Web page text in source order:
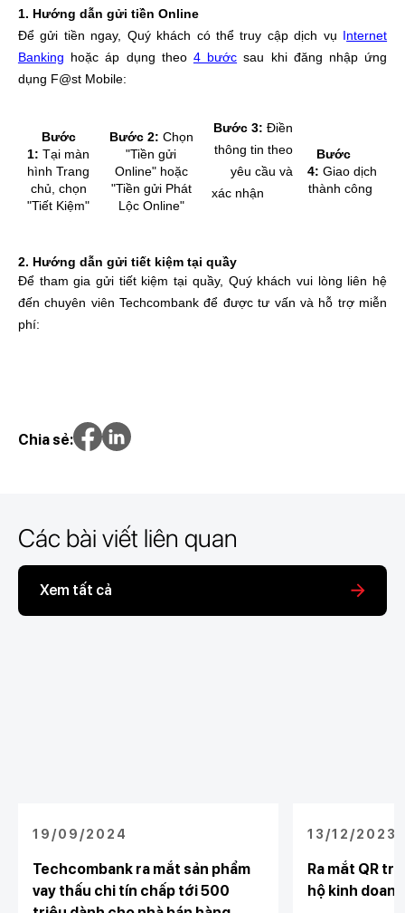
1. Hướng dẫn gửi tiền Online
Để gửi tiền ngay, Quý khách có thể truy cập dịch vụ Internet
Banking hoặc áp dụng theo 4 bước sau khi đăng nhập ứng
dụng F@st Mobile:
Bước
1:Tại màn
hình Trang
chủ, chọn
"Tiết Kiệm"
Bước 2: Chọn
"Tiền gửi
Online" hoặc
"Tiền gửi Phát
Lộc Online"
Bước 3: Điền
thông tin theo
yêu cầu và
xác nhận
Bước
4: Giao dịch
thành công
2. Hướng dẫn gửi tiết kiệm tại quầy
Để tham gia gửi tiết kiệm tại quầy, Quý khách vui lòng liên hệ
đến chuyên viên Techcombank để được tư vấn và hỗ trợ miễn
phí:
Chia sẻ:
Các bài viết liên quan
Xem tất cả
19/09/2024
Techcombank ra mắt sản phẩm
vay thấu chi tín chấp tới 500
13/12/2023
Ra mắt QR
hộ kinh doanh